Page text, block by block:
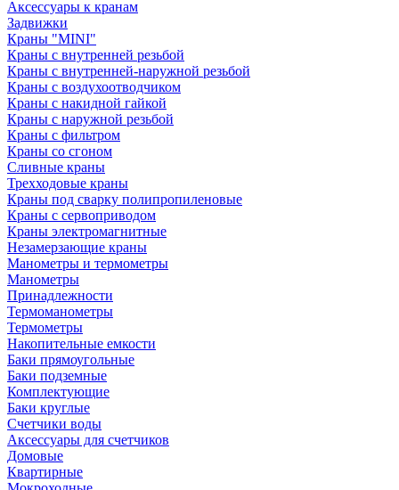
Аксессуары к кранам
Задвижки
Краны "MINI"
Краны с внутренней резьбой
Краны с внутренней-наружной резьбой
Краны с воздухоотводчиком
Краны с накидной гайкой
Краны с наружной резьбой
Краны с фильтром
Краны со сгоном
Сливные краны
Трехходовые краны
Краны под сварку полипропиленовые
Краны с сервоприводом
Краны электромагнитные
Незамерзающие краны
Манометры и термометры
Манометры
Принадлежности
Термоманометры
Термометры
Накопительные емкости
Баки прямоугольные
Баки подземные
Комплектующие
Баки круглые
Счетчики воды
Аксессуары для счетчиков
Домовые
Квартирные